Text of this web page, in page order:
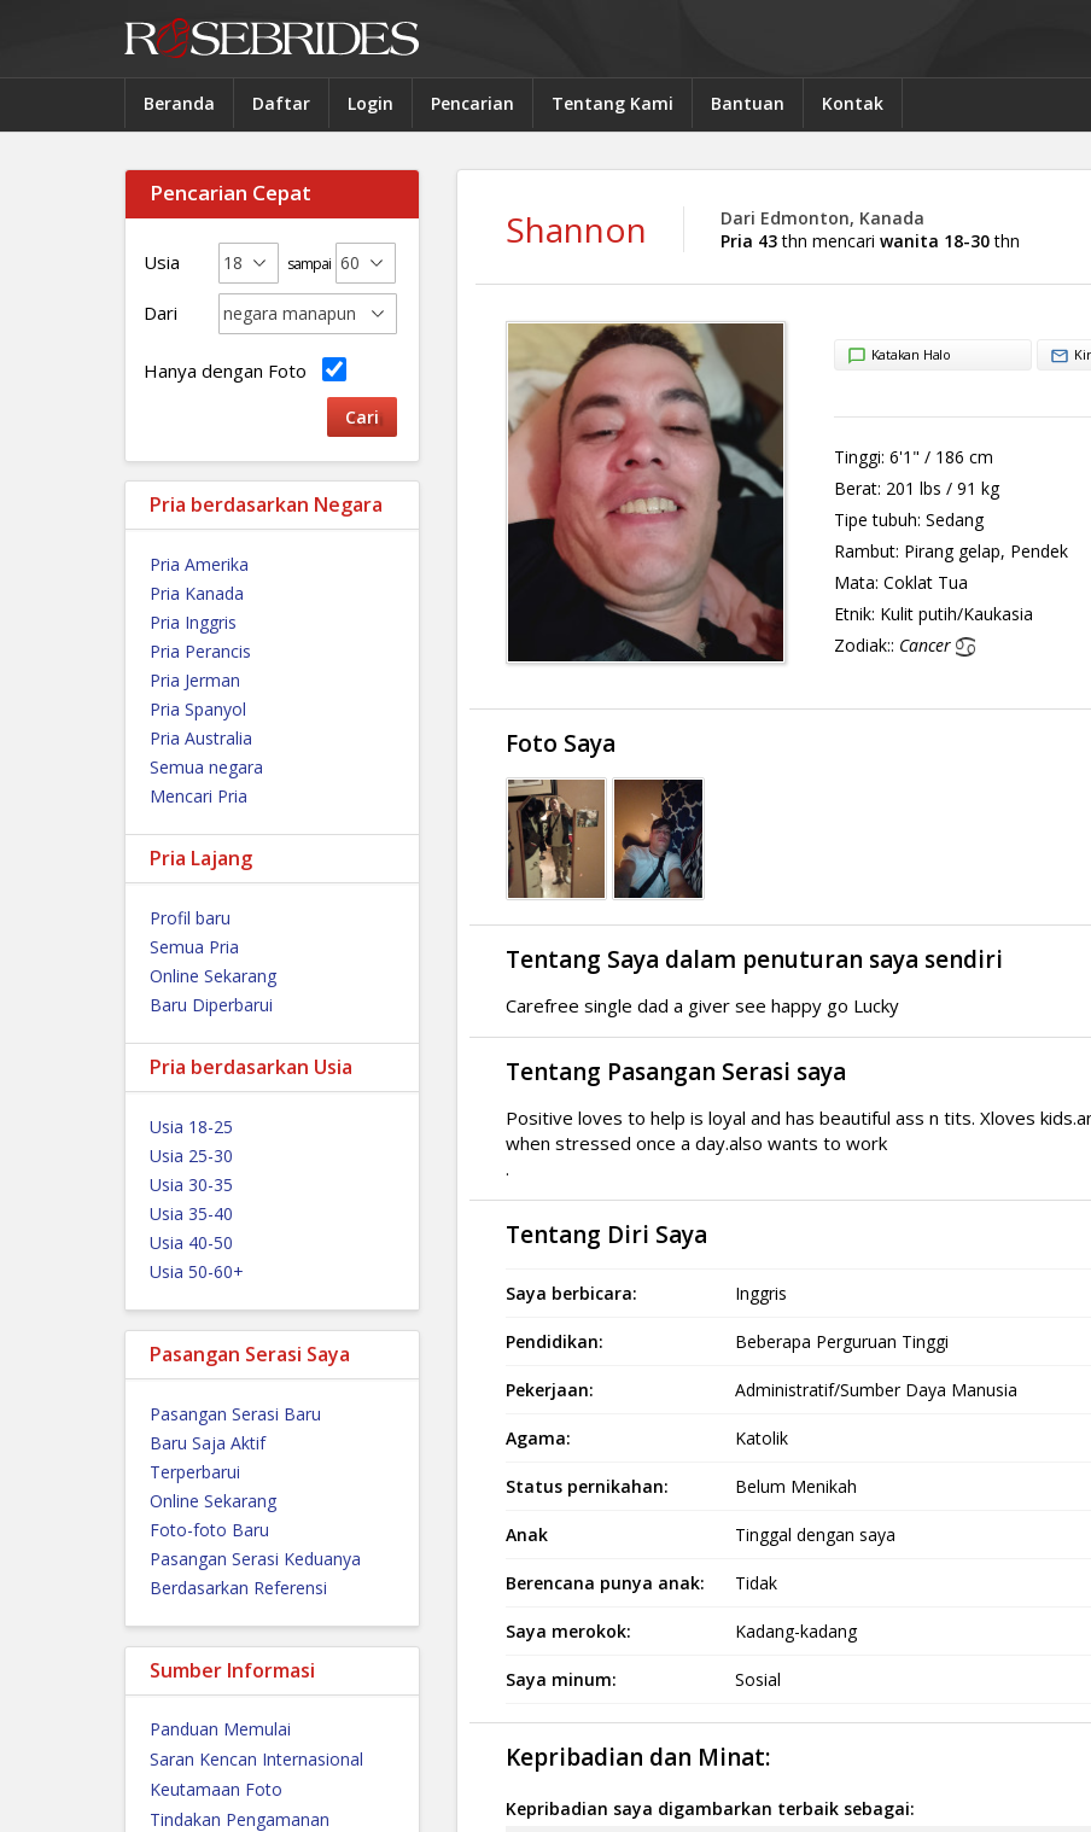
Beranda Daftar Login Pencarian Tentang Kami Bantuan Kontak
Pencarian Cepat
Usia sampai
Dari
Hanya dengan Foto
Pria berdasarkan Negara
Pria Amerika
Pria Kanada
Pria Inggris
Pria Perancis
Pria Jerman
Pria Spanyol
Pria Australia
Semua negara
Mencari Pria
Pria Lajang
Profil baru
Semua Pria
Online Sekarang
Baru Diperbarui
Pria berdasarkan Usia
Usia 18-25
Usia 25-30
Usia 30-35
Usia 35-40
Usia 40-50
Usia 50-60+
Pasangan Serasi Saya
Pasangan Serasi Baru
Baru Saja Aktif
Terperbarui
Online Sekarang
Foto-foto Baru
Pasangan Serasi Keduanya
Berdasarkan Referensi
Sumber Informasi
Panduan Memulai
Saran Kencan Internasional
Keutamaan Foto
Tindakan Pengamanan
Shannon
Dari Edmonton, Kanada
Pria 43thn mencari wanita 18-30thn
Katakan Halo
Tinggi: 6'1" / 186 cm
Berat: 201 lbs / 91 kg
Tipe tubuh: Sedang
Rambut: Pirang gelap, Pendek
Mata: Coklat Tua
Etnik: Kulit putih/Kaukasia
Zodiak:: Cancer
Foto Saya
Tentang Saya dalam penuturan saya sendiri
Carefree single dad a giver see happy go Lucky
Tentang Pasangan Serasi saya
Positive loves to help is loyal and has beautiful ass n tits. Xloves
when stressed once a day.also wants to work
.
Tentang Diri Saya
Saya berbicara: Inggris
Pendidikan: Beberapa Perguruan Tinggi
Pekerjaan: Administratif/Sumber Daya Manusia
Agama: Katolik
Status pernikahan: Belum Menikah
Anak Tinggal dengan saya
Berencana punya anak: Tidak
Saya merokok: Kadang-kadang
Saya minum: Sosial
Kepribadian dan Minat:
Kepribadian saya digambarkan terbaik sebagai: